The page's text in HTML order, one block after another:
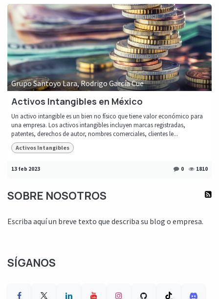
Grupo Santoyo Lara, Rodrigo García Cue
Activos Intangibles en México
Un activo intangible es un bien no físico que tiene valor económico para
una empresa. Los activos intangibles incluyen marcas registradas,
patentes, derechos de autor, nombres comerciales, clientes le...
Activos Intangibles
13 feb 2023 0 1810
SOBRE NOSOTROS
Escriba aquí un breve texto que describa su blog o empresa.
SÍGANOS